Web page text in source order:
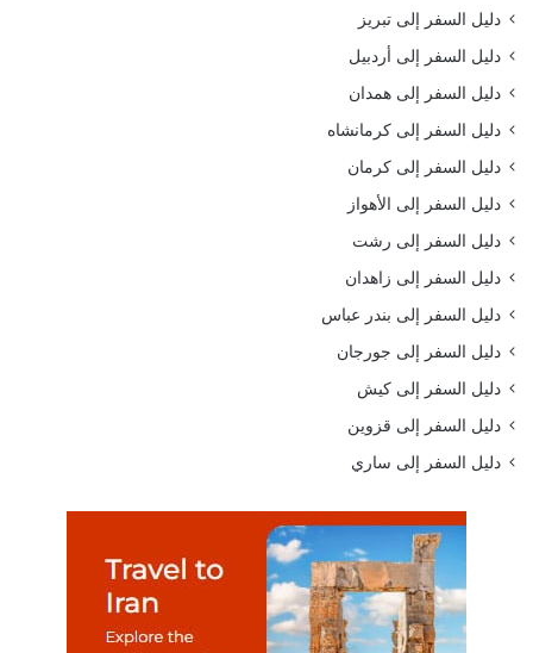
دليل السفر إلى تبريز
دليل السفر إلى أردبيل
دليل السفر إلى همدان
دليل السفر إلى كرمانشاه
دليل السفر إلى كرمان
دليل السفر إلى الأهواز
دليل السفر إلى رشت
دليل السفر إلى زاهدان
دليل السفر إلى بندر عباس
دليل السفر إلى جورجان
دليل السفر إلى كيش
دليل السفر إلى قزوين
دليل السفر إلى ساري